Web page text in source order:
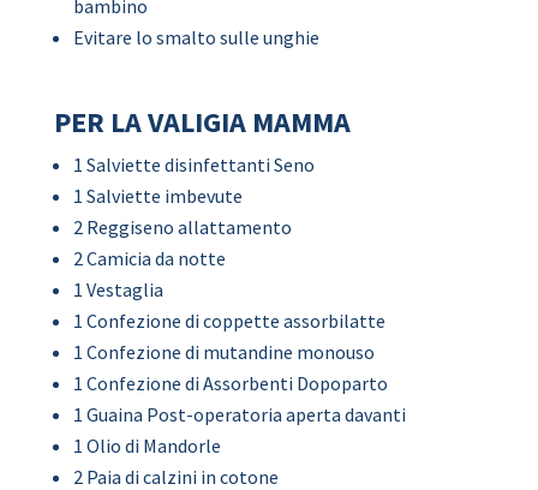
bambino
Evitare lo smalto sulle unghie
PER LA VALIGIA MAMMA
1 Salviette disinfettanti Seno
1 Salviette imbevute
2 Reggiseno allattamento
2 Camicia da notte
1 Vestaglia
1 Confezione di coppette assorbilatte
1 Confezione di mutandine monouso
1 Confezione di Assorbenti Dopoparto
1 Guaina Post-operatoria aperta davanti
1 Olio di Mandorle
2 Paia di calzini in cotone